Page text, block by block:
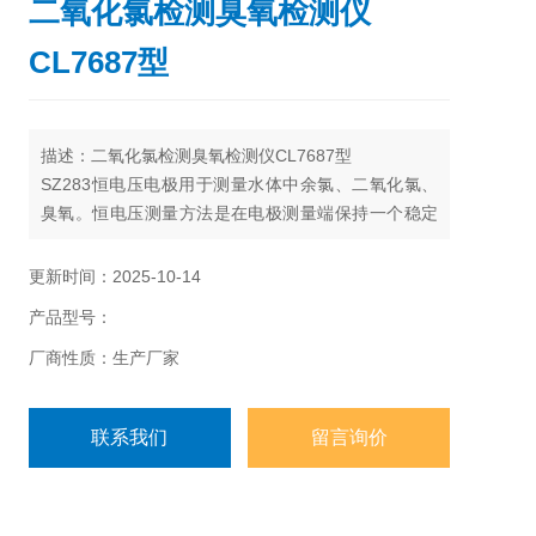
二氧化氯检测臭氧检测仪
CL7687型
描述：二氧化氯检测臭氧检测仪CL7687型
SZ283恒电压电极用于测量水体中余氯、二氧化氯、
臭氧。恒电压测量方法是在电极测量端保持一个稳定
电流强度。它由两个铂金电极与一个参比电极组成一
氧化氯、臭氧会被消耗掉，所以，测量时必须保持水
样连续不断流过测量电极。
更新时间：2025-10-14
产品型号：
厂商性质：生产厂家
联系我们 留言询价